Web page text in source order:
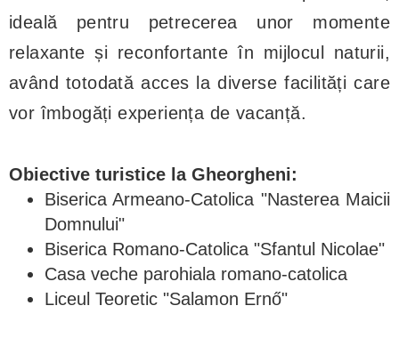
ideală pentru petrecerea unor momente
relaxante și reconfortante în mijlocul naturii,
având totodată acces la diverse facilități care
vor îmbogăți experiența de vacanță.
Obiective turistice la Gheorgheni:
Biserica Armeano-Catolica "Nasterea Maicii
Domnului"
Biserica Romano-Catolica "Sfantul Nicolae"
Casa veche parohiala romano-catolica
Liceul Teoretic "Salamon Ernő"